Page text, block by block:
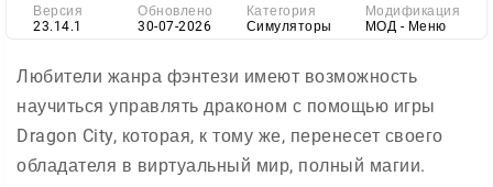
Версия
23.14.1
Обновлено
30-07-2026
Категория
Симуляторы
Модификация
МОД - Меню
Любители жанра фэнтези имеют возможность
научиться управлять драконом с помощью игры
Dragon City, которая, к тому же, перенесет своего
обладателя в виртуальный мир, полный магии.